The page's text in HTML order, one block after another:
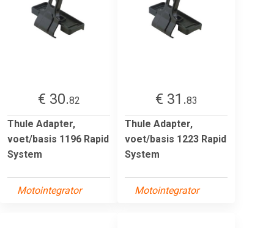
€ 30.82
Thule Adapter,
voet/basis 1196 Rapid
System
Motointegrator
€ 31.83
Thule Adapter,
voet/basis 1223 Rapid
System
Motointegrator